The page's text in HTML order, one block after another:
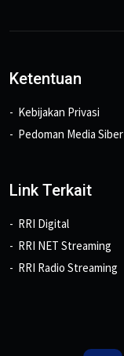
Ketentuan
Kebijakan Privasi
Pedoman Media Siber
Link Terkait
RRI Digital
RRI NET Streaming
RRI Radio Streaming